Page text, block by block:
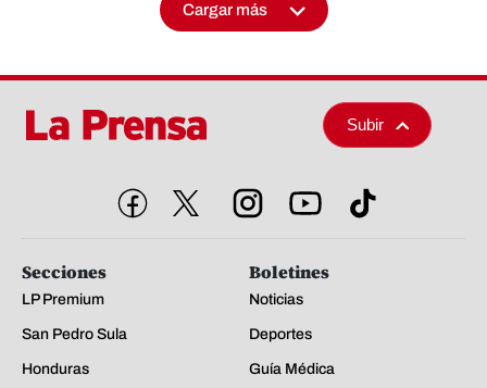
Cargar más
Subir
Secciones
LP Premium
San Pedro Sula
Honduras
Boletines
Noticias
Deportes
Guía Médica